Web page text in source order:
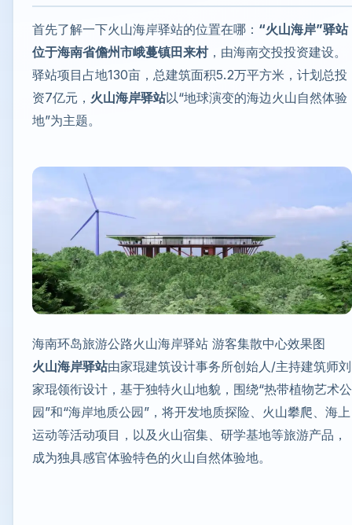
首先了解一下火山海岸驿站的位置在哪： “火山海岸”驿站
位于海南省儋州市峨蔓镇田来村，由海南交投投资建设。
驿站项目占地130亩，总建筑面积5.2万平方米，计划总投
资7亿元， 火山海岸驿站以“地球演变的海边火山自然体验
地”为主题。
海南环岛旅游公路火山海岸驿站 游客集散中心效果图
火山海岸驿站由家琨建筑设计事务所创始人/主持建筑师刘
家琨领衔设计，基于独特火山地貌，围绕“热带植物艺术公
园”和“海岸地质公园”，将开发地质探险、火山攀爬、海上
运动等活动项目，以及火山宿集、研学基地等旅游产品，
成为独具感官体验特色的火山自然体验地。